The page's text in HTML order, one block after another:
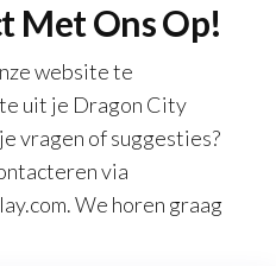
Met Ons Op!
website te
uit je Dragon City
vragen of suggesties?
via
. We horen graag